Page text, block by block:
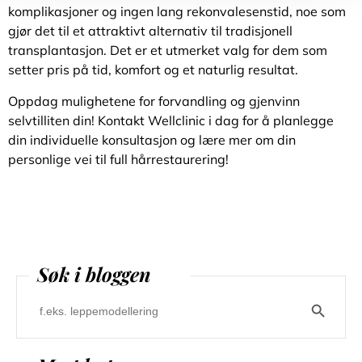
komplikasjoner og ingen lang rekonvalesenstid, noe som
gjør det til et attraktivt alternativ til tradisjonell
transplantasjon. Det er et utmerket valg for dem som
setter pris på tid, komfort og et naturlig resultat.
Oppdag mulighetene for forvandling og gjenvinn
selvtilliten din! Kontakt Wellclinic i dag for å planlegge
din individuelle konsultasjon og lære mer om din
personlige vei til full hårrestaurering!
Søk i bloggen
for: